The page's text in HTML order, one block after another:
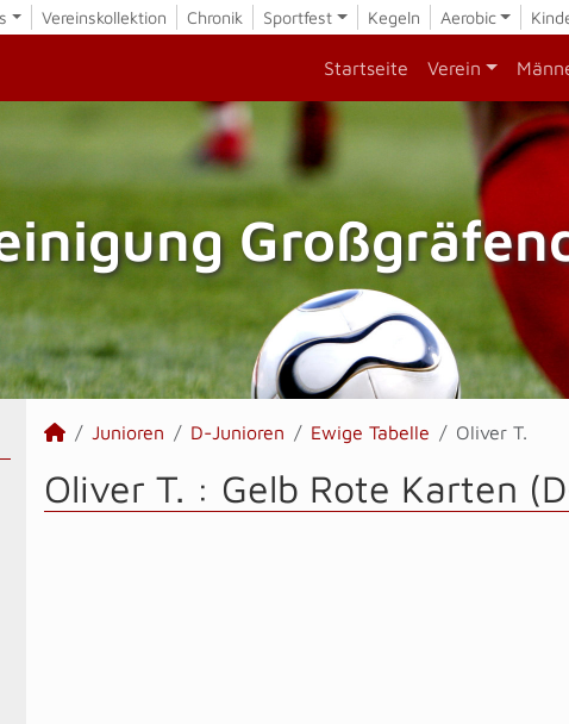
Vereinskollektion Chronik Sportfest Kegeln Aerobic
Startseite Verein
Junioren D-Junioren Ewige Tabelle Oliver T.
Oliver T. : Gelb Rote Karten